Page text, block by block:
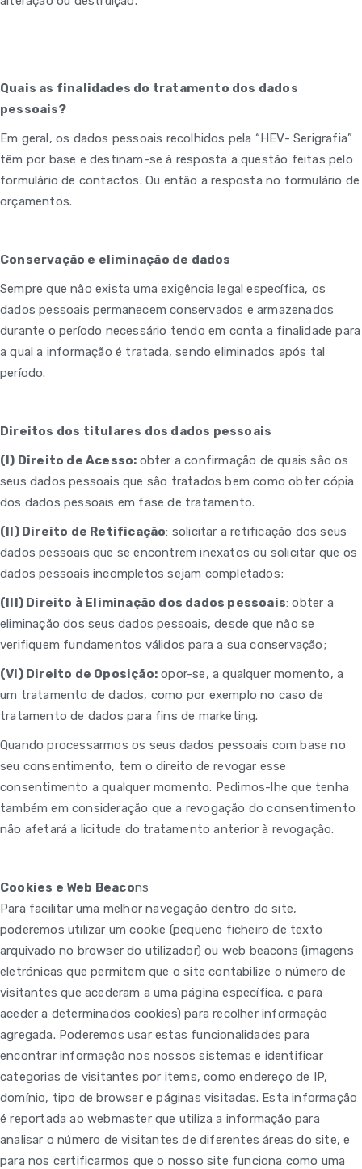
Quais as finalidades do tratamento dos dados
pessoais?
Em geral, os dados pessoais recolhidos pela “HEV- Serigrafia”
têm por base e destinam-se à resposta a questão feitas pelo
formulário de contactos. Ou então a resposta no formulário de
orçamentos.
Conservação e eliminação de dados
Sempre que não exista uma exigência legal específica, os
dados pessoais permanecem conservados e armazenados
durante o período necessário tendo em conta a finalidade para
a qual a informação é tratada, sendo eliminados após tal
período.
Direitos dos titulares dos dados pessoais
(I) Direito de Acesso: obter a confirmação de quais são os
seus dados pessoais que são tratados bem como obter cópia
dos dados pessoais em fase de tratamento.
(II) Direito de Retificação: solicitar a retificação dos seus
dados pessoais que se encontrem inexatos ou solicitar que os
dados pessoais incompletos sejam completados;
(III) Direito à Eliminação dos dados pessoais: obter a
eliminação dos seus dados pessoais, desde que não se
verifiquem fundamentos válidos para a sua conservação;
(VI) Direito de Oposição: opor-se, a qualquer momento, a
um tratamento de dados, como por exemplo no caso de
tratamento de dados para fins de marketing.
Quando processarmos os seus dados pessoais com base no
seu consentimento, tem o direito de revogar esse
consentimento a qualquer momento. Pedimos-lhe que tenha
também em consideração que a revogação do consentimento
não afetará a licitude do tratamento anterior à revogação.
Cookies e Web Beacons
Para facilitar uma melhor navegação dentro do site,
poderemos utilizar um cookie (pequeno ficheiro de texto
arquivado no browser do utilizador) ou web beacons (imagens
eletrónicas que permitem que o site contabilize o número de
visitantes que acederam a uma página específica, e para
aceder a determinados cookies) para recolher informação
agregada. Poderemos usar estas funcionalidades para
encontrar informação nos nossos sistemas e identificar
categorias de visitantes por items, como endereço de IP,
domínio, tipo de browser e páginas visitadas. Esta informação
é reportada ao webmaster que utiliza a informação para
analisar o número de visitantes de diferentes áreas do site, e
para nos certificarmos que o nosso site funciona como uma